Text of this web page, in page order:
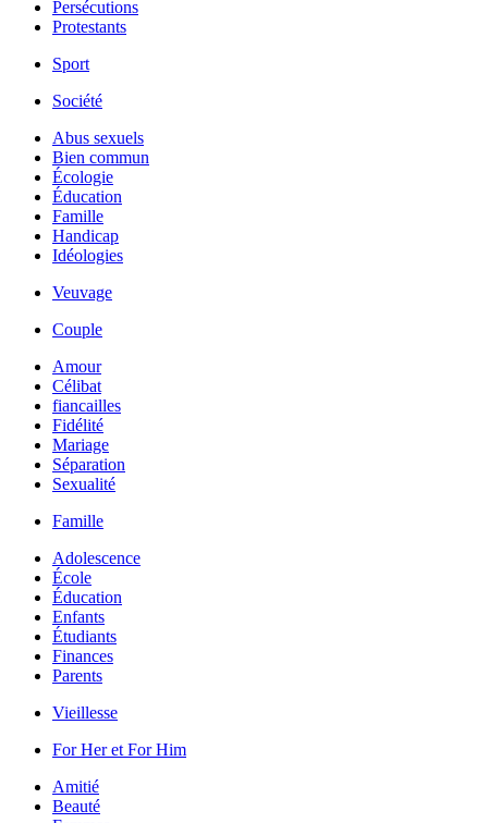
Persécutions
Protestants
Sport
Société
Abus sexuels
Bien commun
Écologie
Éducation
Famille
Handicap
Idéologies
Veuvage
Couple
Amour
Célibat
fiancailles
Fidélité
Mariage
Séparation
Sexualité
Famille
Adolescence
École
Éducation
Enfants
Étudiants
Finances
Parents
Vieillesse
For Her et For Him
Amitié
Beauté